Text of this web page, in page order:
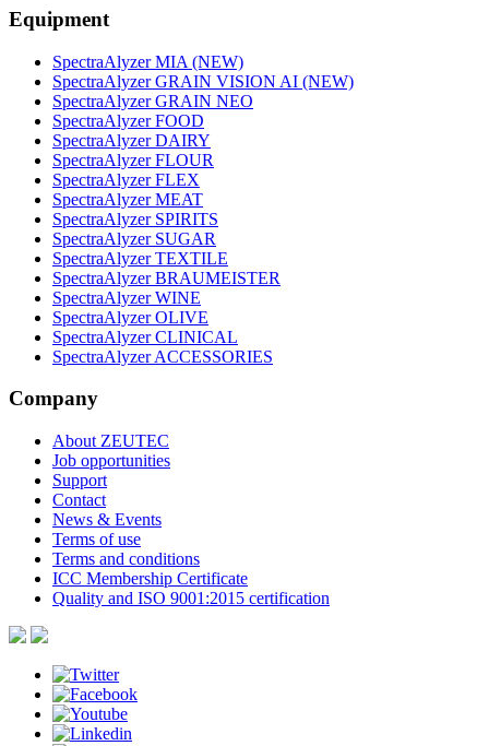
Equipment
SpectraAlyzer MIA (NEW)
SpectraAlyzer GRAIN VISION AI (NEW)
SpectraAlyzer GRAIN NEO
SpectraAlyzer FOOD
SpectraAlyzer DAIRY
SpectraAlyzer FLOUR
SpectraAlyzer FLEX
SpectraAlyzer MEAT
SpectraAlyzer SPIRITS
SpectraAlyzer SUGAR
SpectraAlyzer TEXTILE
SpectraAlyzer BRAUMEISTER
SpectraAlyzer WINE
SpectraAlyzer OLIVE
SpectraAlyzer CLINICAL
SpectraAlyzer ACCESSORIES
Company
About ZEUTEC
Job opportunities
Support
Contact
News & Events
Terms of use
Terms and conditions
ICC Membership Certificate
Quality and ISO 9001:2015 certification